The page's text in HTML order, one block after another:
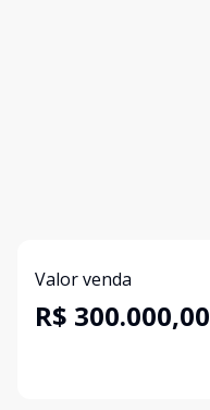
Valor venda
R$ 300.000,00